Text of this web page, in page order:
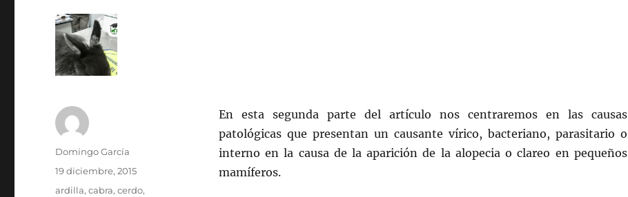
En esta segunda parte del artículo nos centraremos en las causas
patológicas que presentan un causante vírico, bacteriano, parasitario o
interno en la causa de la aparición de la alopecia o clareo en pequeños
mamíferos.
Autor
Domingo García
Publicado
19 diciembre, 2015
Categorías
ardilla,cabra,cerdo,